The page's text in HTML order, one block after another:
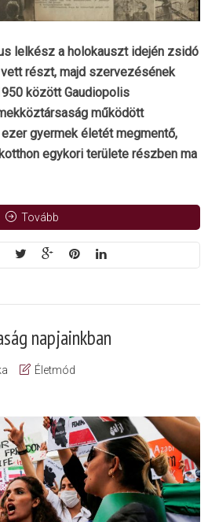
lelkész a holokauszt idején zsidó
részt, majd szervezésének
között Gaudiopolis
működött
gyermek életét megmentő,
egykori területe részben ma
Tovább
napjainkban
Életmód